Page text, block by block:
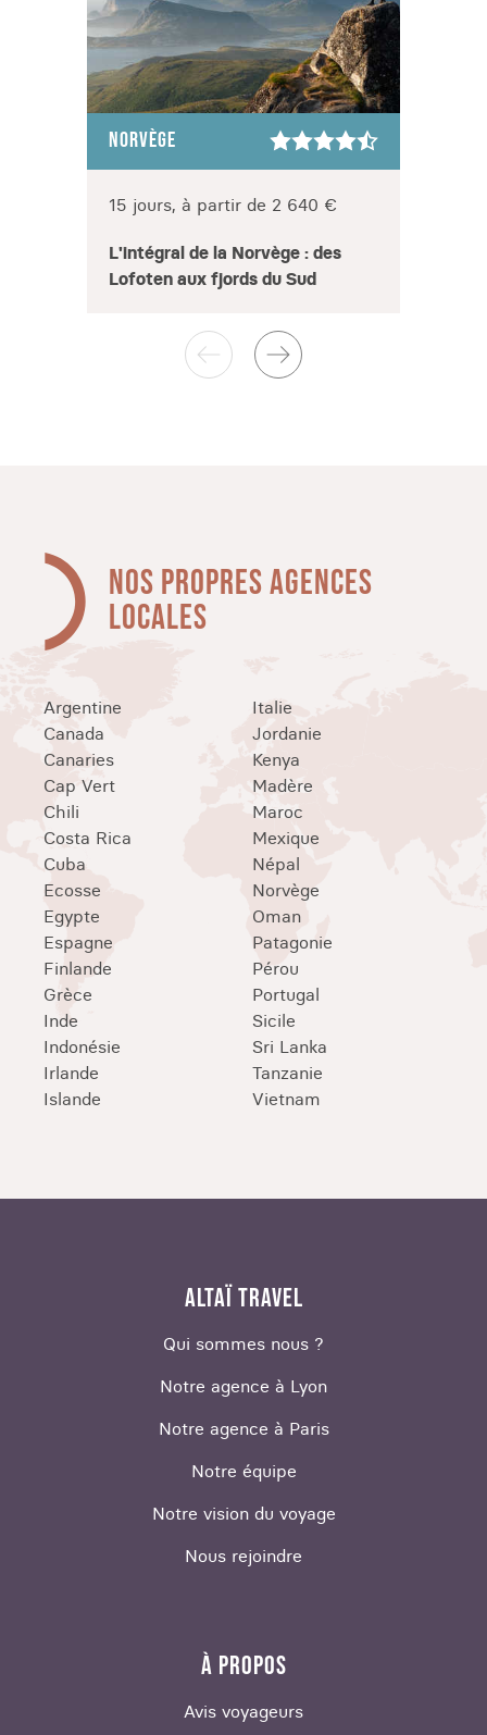
NORVÈGE
15 jours, à partir de 2 640 €
L'intégral de la Norvège : des
Lofoten aux fjords du Sud
NOS PROPRES AGENCES
LOCALES
Argentine
Canada
Canaries
Cap Vert
Chili
Costa Rica
Cuba
Ecosse
Egypte
Espagne
Finlande
Grèce
Inde
Indonésie
Irlande
Islande
Italie
Jordanie
Kenya
Madère
Maroc
Mexique
Népal
Norvège
Oman
Patagonie
Pérou
Portugal
Sicile
Sri Lanka
Tanzanie
Vietnam
ALTAÏ TRAVEL
Qui sommes nous ?
Notre agence à Lyon
Notre agence à Paris
Notre équipe
Notre vision du voyage
Nous rejoindre
À PROPOS
Avis voyageurs